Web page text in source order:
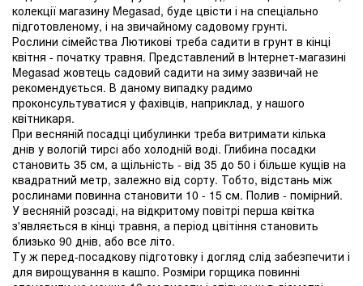
колекції магазину Megasad, буде цвісти і на спеціально
підготовленому, і на звичайному садовому грунті.
Рослини сімейства Лютикові треба садити в грунт в кінці
квітня - початку травня. Представлений в Інтернет-магазині
Megasad жовтець садовий садити на зиму зазвичай не
рекомендується. В даному випадку радимо
проконсультуватися у фахівців, наприклад, у нашого
квітникаря.
При весняній посадці цибулинки треба витримати кілька
днів у вологій тирсі або холодній воді. Глибина посадки
становить 35 см, а щільність - від 35 до 50 і більше кущів на
квадратний метр, залежно від сорту. Тобто, відстань між
рослинами повинна становити 10 - 15 см. Полив - помірний.
У весняній розсаді, на відкритому повітрі перша квітка
з'являється в кінці травня, а період цвітіння становить
близько 90 днів, або все літо.
Ту ж перед-посадкову підготовку і догляд слід забезпечити і
для вирощування в кашпо. Розміри горщика повинні